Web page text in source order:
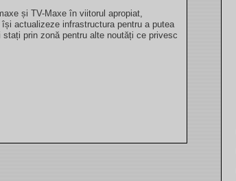
și TV-Maxe în viitorul apropiat,
actualizeze infrastructura pentru a putea
prin zonă pentru alte noutăți ce privesc